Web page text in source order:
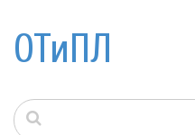
ОТиПЛ